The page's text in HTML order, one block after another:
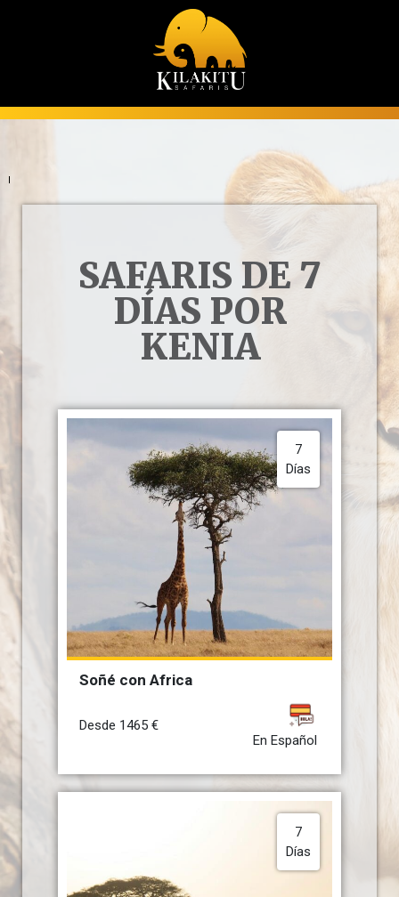
SAFARIS DE 7
DÍAS POR
KENIA
7
Días
Soñé con Africa
Desde 1465 €
En Español
7
Días